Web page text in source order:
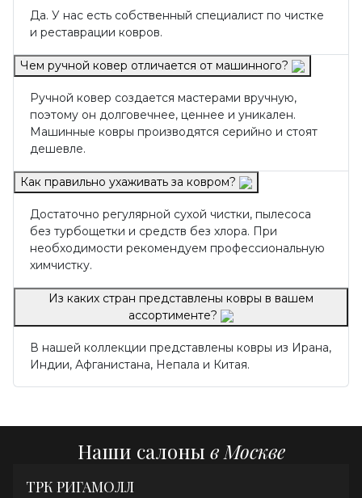
Да. У нас есть собственный специалист по чистке
и реставрации ковров.
Чем ручной ковер отличается от машинного?
Ручной ковер создается мастерами вручную,
поэтому он долговечнее, ценнее и уникален.
Машинные ковры производятся серийно и стоят
дешевле.
Как правильно ухаживать за ковром?
Достаточно регулярной сухой чистки, пылесоса
без турбощетки и средств без хлора. При
необходимости рекомендуем профессиональную
химчистку.
Из каких стран представлены ковры в вашем
ассортименте?
В нашей коллекции представлены ковры из Ирана,
Индии, Афганистана, Непала и Китая.
Наши салоны в Москве
ТРК РИГАМОЛЛ